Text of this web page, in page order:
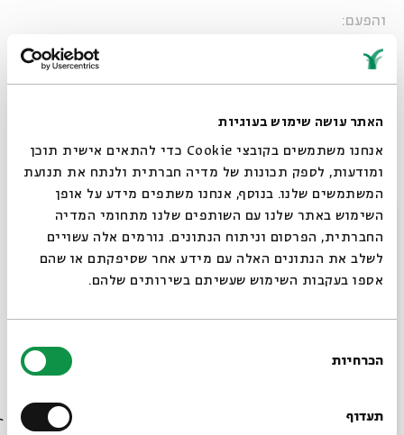
האתר עושה שימוש בעוגיות
אנחנו משתמשים בקובצי Cookie כדי להתאים אישית תוכן
ומודעות, לספק תכונות של מדיה חברתית ולנתח את תנועת
המשתמשים שלנו. בנוסף, אנחנו משתפים מידע על אופן
השימוש באתר שלנו עם השותפים שלנו מתחומי המדיה
החברתית, הפרסום וניתוח הנתונים. גורמים אלה עשויים
לשלב את הנתונים האלה עם מידע אחר שסיפקתם או שהם
אספו בעקבות השימוש שעשיתם בשירותים שלהם.
הסכמה
הכרחיות
תעדוף
והפעם:
יואב קוטנר
יוטיוב
צילום: אורית פניני
סגור